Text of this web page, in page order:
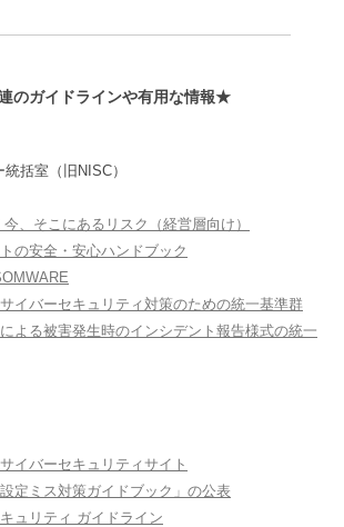
のガイドラインや有用な情報★
括室（旧NISC）
、そこにあるリスク（経営層向け）
の安全・安心ハンドブック
イバーセキュリティ対策のための統一基準群
よる被害発生時のインシデント報告様式の統一
イバーセキュリティサイト
設定ミス対策ガイドブック」の公表
ュリティ ガイドライン